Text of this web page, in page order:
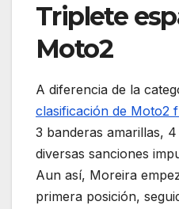
Triplete
Moto2
A diferencia de la
clasificación de Moto2
3 banderas amarillas,
diversas sanciones
Aun así, Moreira
primera posición,